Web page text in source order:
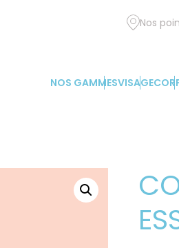
Nos
NOS GAMMESVISAGE